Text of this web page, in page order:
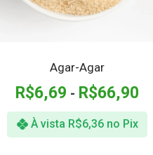
Agar-Agar
R$6,69 - R$66,90
À vista R$6,36 no Pix